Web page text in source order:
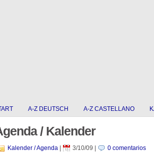
A-Z DEUTSCH A-Z CASTELLANO
/ Kalender
Kalender / Agenda| 3/10/09 0 comentarios